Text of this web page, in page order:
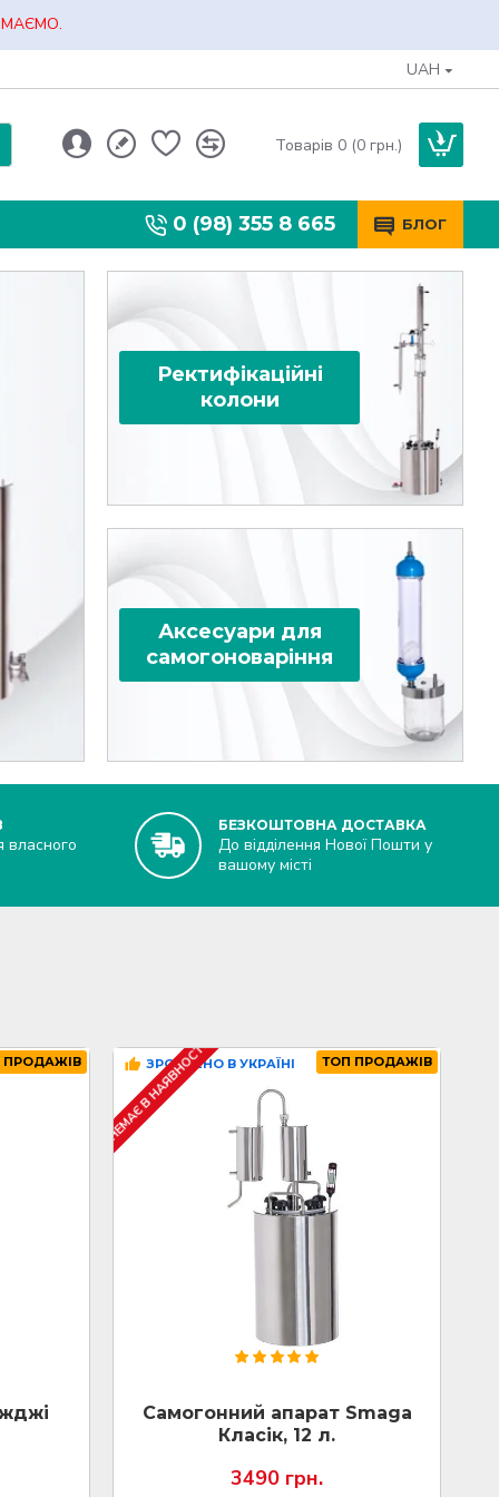
UAH
Товарів 0 (0 грн.)
0 (98) 355 8 665 БЛОГ
Ректифікаційні
колони
Аксесуари для
самогоноваріння
власного
БЕЗКОШТОВНА ДОСТАВКА
До відділення Нової Пошти у
вашому місті
ПРОДАЖІВ ТОП ПРОДАЖІВ
ЗРОБЛЕНО В УКРАЇНІ
НЕМАЄ В НАЯВНОСТІ
Самогонний апарат Smaga
Класік, 12 л.
3490 грн.